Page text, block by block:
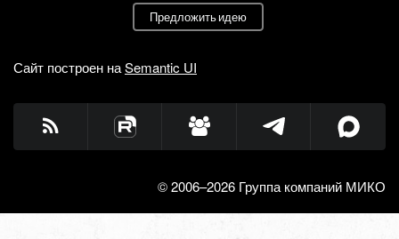
Предложить идею
Сайт построен наSemantic UI
© 2006–2026 Группа компаний МИКО